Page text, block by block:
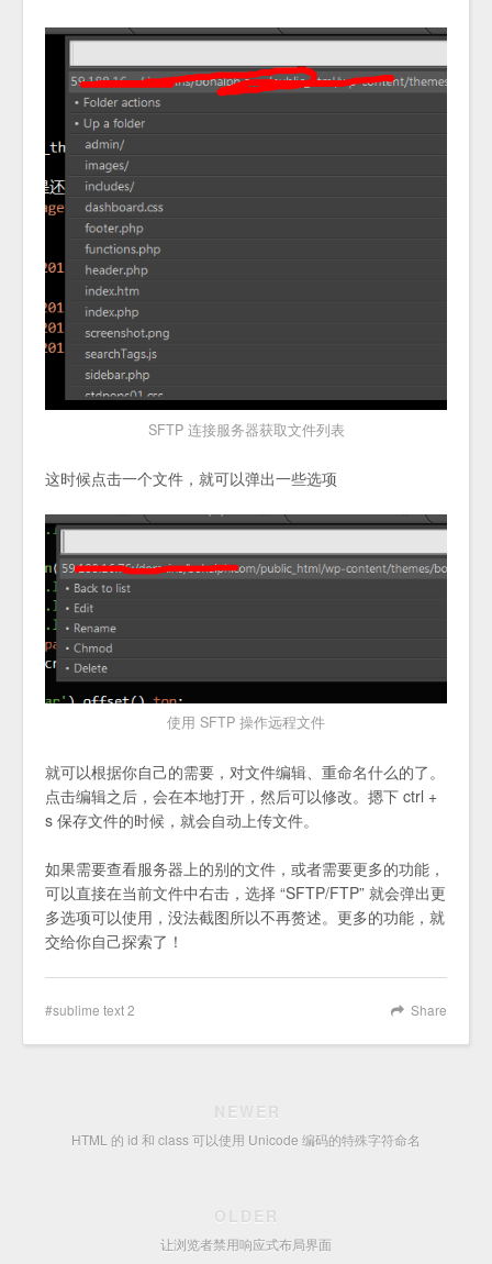
SFTP 连接服务器获取文件列表
这时候点击一个文件，就可以弹出一些选项
使用 SFTP 操作远程文件
就可以根据你自己的需要，对文件编辑、重命名什么的了。
点击编辑之后，会在本地打开，然后可以修改。摁下 ctrl +
s 保存文件的时候，就会自动上传文件。
如果需要查看服务器上的别的文件，或者需要更多的功能，
可以直接在当前文件中右击，选择 “SFTP/FTP” 就会弹出更
多选项可以使用，没法截图所以不再赘述。更多的功能，就
交给你自己探索了！
Share
sublime text 2
NEWER
HTML 的 id 和 class 可以使用 Unicode 编码的特殊字符命名
OLDER
让浏览者禁用响应式布局界面